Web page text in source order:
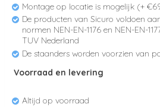
Montage op locatie is mogelijk (+
De producten van Sicuro voldoen
normen NEN-EN-1176 en NEN-EN-
TUV Nederland
De staanders worden voorzien van
Voorraad en levering
Altijd op voorraad